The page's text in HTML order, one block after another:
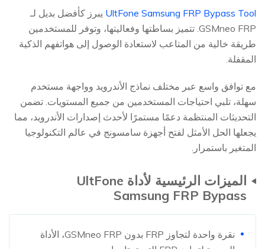
UltFone Samsung FRP Bypass Tool يبرز كأفضل بديل لـ
GSMneo FRP. تتميز بساطتها وفعاليتها، وتوفر للمستخدمين
طريقة خالية من المتاعب لاستعادة الوصول إلى هواتفهم الذكية
المقفلة.
مع توافق واسع عبر مختلف نماذج الأندرويد وواجهة مستخدم
سهلة، تلبي احتياجات المستخدمين من جميع المستويات. تضمن
التحديثات المنتظمة دعمًا مستمرًا لأحدث إصدارات الأندرويد، مما
يجعلها الحل الأمثل لفتح أجهزة سامسونج في عالم التكنولوجيا
المتغير باستمرار.
الميزات الرئيسية لأداة UltFone
Samsung FRP Bypass
نقرة واحدة لتجاوز FRP بدون GSMneo FRP، الأداة